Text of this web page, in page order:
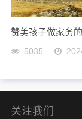
赞美孩子做家务
5035
关注我们